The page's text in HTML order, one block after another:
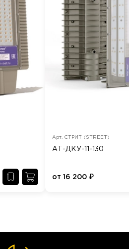
Арт. СТРИТ (STREET)
АТ-ДКУ-11-130
от 16 200 ₽